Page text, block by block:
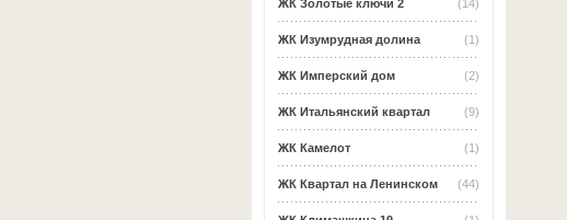
(14)
ЖК Золотые ключи 2
(1)
ЖК Изумрудная долина
(2)
ЖК Имперский дом
(9)
ЖК Итальянский квартал
(1)
ЖК Камелот
(44)
ЖК Квартал на Ленинском